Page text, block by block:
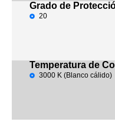
Grado de
20
Temperatura de
3000 K (Blanco cálido)